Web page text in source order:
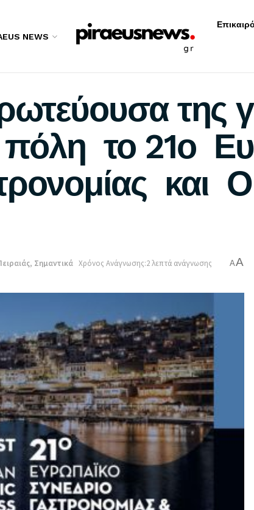
NEWS
της
πόλη το 21ο
και
, Σημαντικά Χρόνος Ανάγνωσης:2 λεπτά ανάγνωσης AA